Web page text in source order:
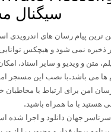
سیگنال
ترین پیام رسان های اندرویدی
نمی شود و هیچکس
متن و ویدیو و سایر اسناد،
ها می باشد.با نصب این
رسان امن برای ارتباط با
هستید با ما همراه باشید.
بیش از 10 میلیون بار در سرتاسر جهان